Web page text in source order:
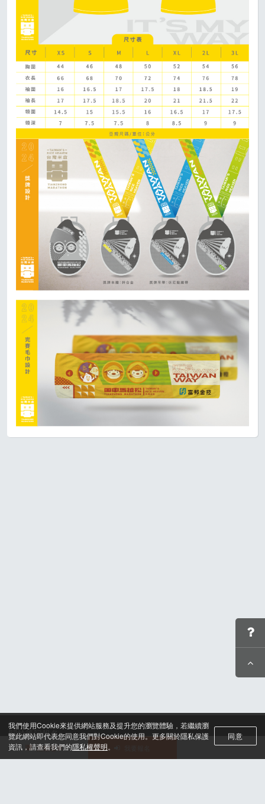
我們使用Cookie來提供網站服務及提升您的瀏覽體驗，若繼續瀏
覽此網站即代表您同意我們對Cookie的使用。更多關於隱私保護
資訊，請查看我們的隱私權聲明。
同意
活動選單
關於筆記報名
聯絡我們*
合作諮詢